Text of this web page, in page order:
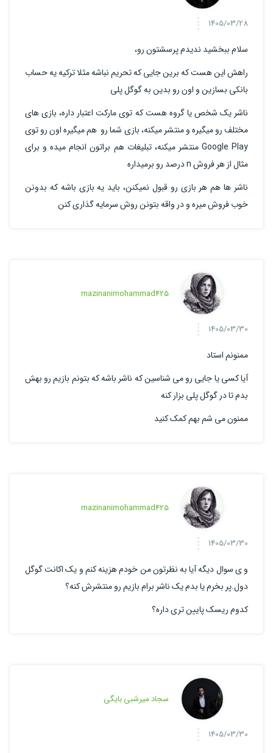
1405/03/28
سلام ببخشید ندیدم پرسشتون رو،
راهش این هست که برین جایی که تحریم نباشه مثلا ترکیه یه حساب
بانکی بسازین و اون رو بدین به گوگل پلی
ناشر یک شخص یا گروه هست که توی مارکت اعتبار داره، بازی های
مختلف رو میگیره و منتشر میکنه، بازی شما رو هم میگیره اون رو توی
Google Play منتشر میکنه، تبلیغات هم براتون انجام میده و برای
مثال از هر فروش n درصد رو برمیداره
ناشر ها هم هر بازی رو قبول نمیکنن، باید یه بازی باشه که بدونن
خوب فروش میره و در واقه بتونن روش سرمایه گذاری کنن
mazinanimohammad425
1405/03/30
ممنونم استاد
آیا کسی یا جایی رو می شناسین که ناشر باشه که بتونم بازیم رو بهش
بدم تا در گوگل پلی بزار کنه
ممنون می شم بهم کمک کنید
mazinanimohammad425
1405/03/30
و ی سوال دیگه آیا به نظرتون من خودم هزینه کنم و یک اکانت گوگل
دول.پر بخرم یا بدم یک ناشر برام بازیم رو منتشرش کنه؟
کدوم ریسک پایین تری داره؟
سجاد میرشبی بایگی
1405/03/30